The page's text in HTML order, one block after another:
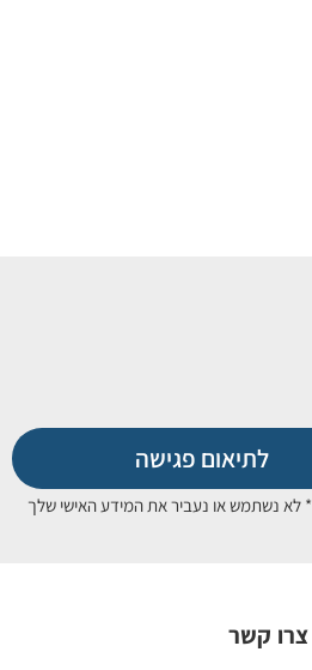
לתיאום פגישה
* לא נשתמש או נעביר את המידע האישי שלך
צרו קשר